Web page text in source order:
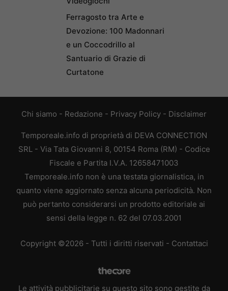
Ferragosto tra Arte e
Devozione: 100 Madonnari
e un Coccodrillo al
Santuario di Grazie di
Curtatone
Chi siamo - Redazione - Privacy Policy - Disclaimer
Temporeale.info di proprietà di DEVA CONNECTION
SRL - Via Tata Giovanni 8, 00154 Roma (RM) - Codice
Fiscale e Partita I.V.A. 12658471003
Temporeale.info non è una testata giornalistica, in
quanto viene aggiornato senza alcuna periodicità. Non
può pertanto considerarsi un prodotto editoriale ai
sensi della legge n. 62 del 07.03.2001
Copyright ©2026 - Tutti i diritti riservati - Contattaci
Le attività pubblicitarie su questo sito sono gestite da